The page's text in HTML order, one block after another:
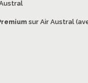
sur Air Austral